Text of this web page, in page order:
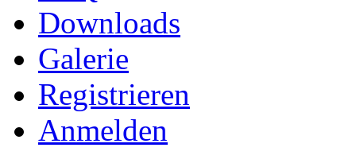
Downloads
Galerie
Registrieren
Anmelden